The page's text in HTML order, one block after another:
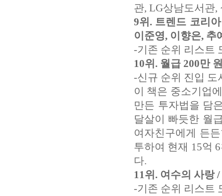
관, LG상남도서관
9위. 트렌드 코리
이준영, 이향은, 추
-기존 순위 리스트
10위. 월급 200만
-신규 순위 진입 도
이 책은 중소기업
만든 투자법을 담
달살이 빠듯한 월
여자친구에게 든
투하여 현재 15억
다.
11위. 여수의 사랑
-기존 순위 리스트